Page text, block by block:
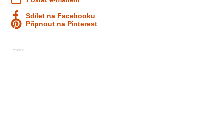
Sdílet na Facebooku
Připnout na Pinterest
Reklama